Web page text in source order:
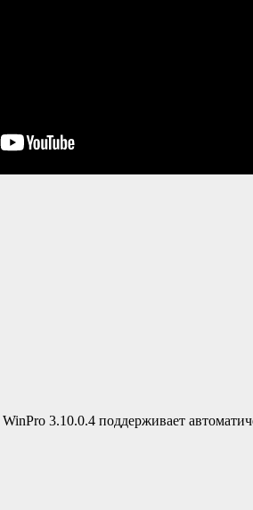
3.10.0.4 поддерживает